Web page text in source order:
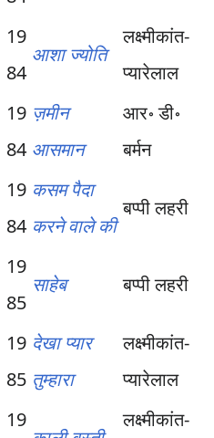
19
84
आशा ज्योति
लक्ष्मीकांत-
प्यारेलाल
19
84
ज़मीन
आसमान
आर॰ डी॰
बर्मन
19
84
कसम पैदा
करने वाले की
बप्पी लहरी
19
85
साहेब बप्पी लहरी
19
85
देखा प्यार
तुम्हारा
लक्ष्मीकांत-
प्यारेलाल
19
लक्ष्मीकांत-